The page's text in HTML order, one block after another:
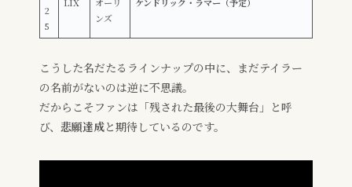
2
5
ンズ
こうした名だたるラインナップの中に、まだテイラー
の名前がないのは逆に不思議。
だからこそファンは「残された最後の大舞台」と呼
び、 悲願達成と期待しているのです。